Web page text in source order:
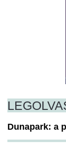
Dunapark: a